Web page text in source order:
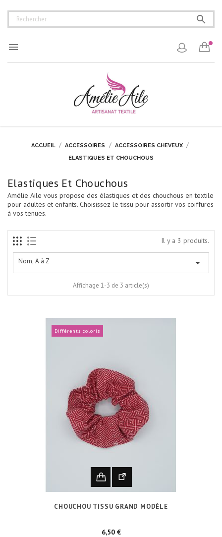


ACCUEIL ACCESSOIRES
ACCESSOIRES CHEVEUX
ELASTIQUES ET CHOUCHOUS
Elastiques Et Chouchous
Amélie Aile vous propose des élastiques et des chouchous en textile
pour adultes et enfants. Choisissez le tissu pour assortir vos coiffures
à vos tenues.
Il y a 3 produits.
Nom, A à Z 
Affichage 1-3 de 3 article(s)
Différents coloris
CHOUCHOU TISSU GRAND MODÈLE
6,50 €Prix